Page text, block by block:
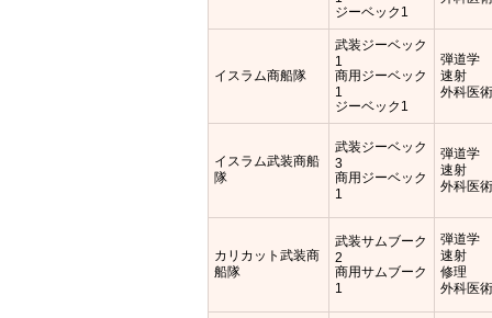
ジーベック1
イスラム商船隊
武装ジーベック
1
商用ジーベック
1
ジーベック1
弾道学
速射
外科医
イスラム武装商船
隊
武装ジーベック
3
商用ジーベック
1
弾道学
速射
外科医
カリカット武装商
船隊
武装サムブーク
2
商用サムブーク
1
弾道学
速射
修理
外科医